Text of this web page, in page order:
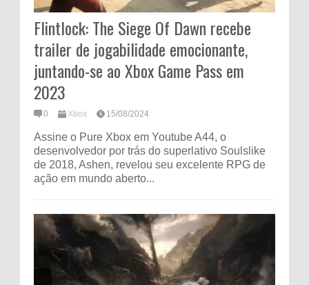
Flintlock: The Siege Of Dawn recebe
trailer de jogabilidade emocionante,
juntando-se ao Xbox Game Pass em
2023
0 Xbox 15/08/2024
Assine o Pure Xbox em Youtube A44, o
desenvolvedor por trás do superlativo Soulslike
de 2018, Ashen, revelou seu excelente RPG de
ação em mundo aberto...